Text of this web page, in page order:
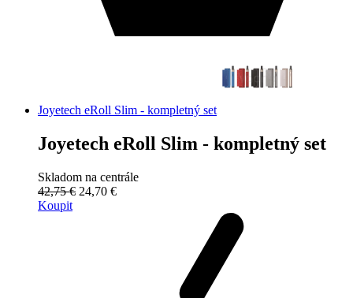
Joyetech eRoll Slim - kompletný set
Joyetech eRoll Slim - kompletný set
Skladom na centrále
42,75 € 24,70 €
Koupit